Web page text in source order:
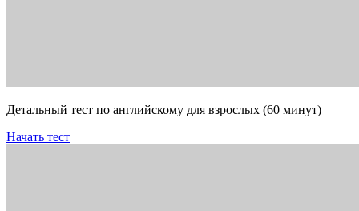
Детальный тест по английскому для взрослых (60 минут)
Начать тест